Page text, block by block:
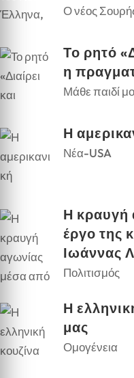
Ο νέος
Το ρητό
η
Μάθε παιδί
Η
Νέα-USA
Η κραυγή
έργο της
Ιωάννας
Πολιτισμός
Η
μας
Ομογένεια